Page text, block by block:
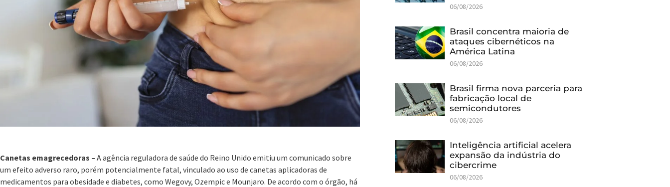
Canetas emagrecedoras – A agência reguladora de saúde do Reino Unido emitiu um comunicado sobre
um efeito adverso raro, porém potencialmente fatal, vinculado ao uso de canetas aplicadoras de
medicamentos para obesidade e diabetes, como Wegovy, Ozempic e Mounjaro. De acordo com o órgão, há
06/08/2026
Brasil concentra maioria de
ataques cibernéticos na
América Latina
06/08/2026
Brasil firma nova parceria para
fabricação local de
semicondutores
06/08/2026
Inteligência artificial acelera
expansão da indústria do
cibercrime
06/08/2026